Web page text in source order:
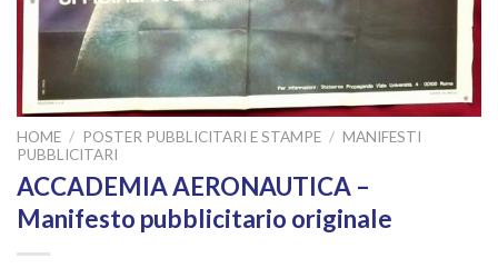
HOME / POSTER PUBBLICITARI E STAMPE / MANIFESTI
PUBBLICITARI
ACCADEMIA AERONAUTICA –
Manifesto pubblicitario originale